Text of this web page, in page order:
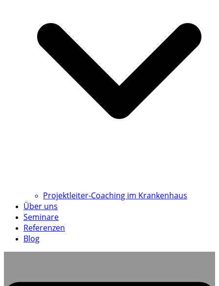
Projektleiter-Coaching im Krankenhaus
Über uns
Seminare
Referenzen
Blog